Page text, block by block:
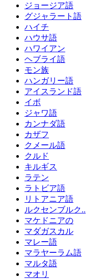
ジョージア語
グジャラート語
ハイチ
ハウサ語
ハワイアン
ヘブライ語
モン族
ハンガリー語
アイスランド語
イボ
ジャワ語
カンナダ語
カザフ
クメール語
クルド
キルギス
ラテン
ラトビア語
リトアニア語
ルクセンブルク..
マケドニアの
マダガスカル
マレー語
マラヤーラム語
マルタ語
マオリ